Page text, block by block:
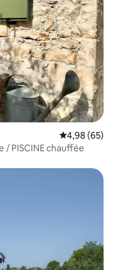
Évaluation
4,98 (65)
/ PISCINE chauffée